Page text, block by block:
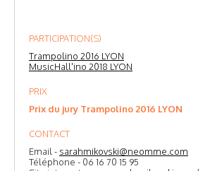
PARTICIPATION(S)
Trampolino 2016 LYON
MusicHall'ino 2018 LYON
PRIX
Prix du jury Trampolino 2016 LYON
CONTACT
Email - sarahmikovski@neomme.com
Téléphone - 06 16 70 15 95